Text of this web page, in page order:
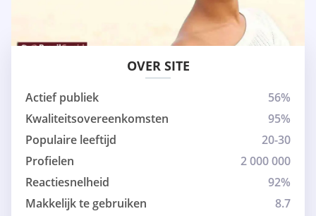
OVER SITE
Actief publiek
56%
Kwaliteitsovereenkomsten
95%
Populaire leeftijd
20-30
Profielen
2 000 000
Reactiesnelheid
92%
Makkelijk te gebruiken
8.7